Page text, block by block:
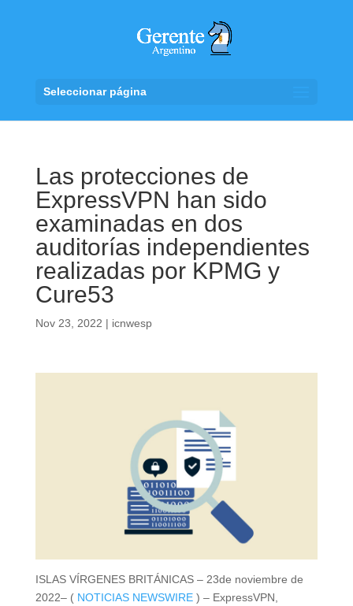
Seleccionar página
Las protecciones de
ExpressVPN han sido
examinadas en dos
auditorías independientes
realizadas por KPMG y
Cure53
Nov 23, 2022 | icnwesp
ISLAS VÍRGENES BRITÁNICAS – 23de noviembre de
2022– ( NOTICIAS NEWSWIRE) – ExpressVPN,